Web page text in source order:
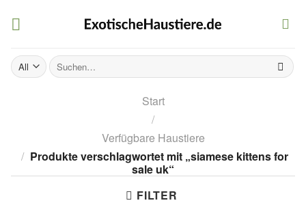
Suchen
nach:
Start
/
Verfügbare Haustiere
/ Produkte verschlagwortet mit „siamese kittens for
sale uk“
FILTER